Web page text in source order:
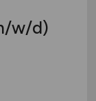
w/d)